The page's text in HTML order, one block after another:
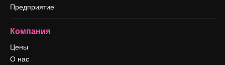
Предприятие
Компания
Цены
О нас